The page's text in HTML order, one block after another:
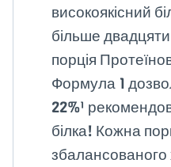
високоякісний
більше двадцяти
порція
Формула 1
22%¹
білка! Кожна